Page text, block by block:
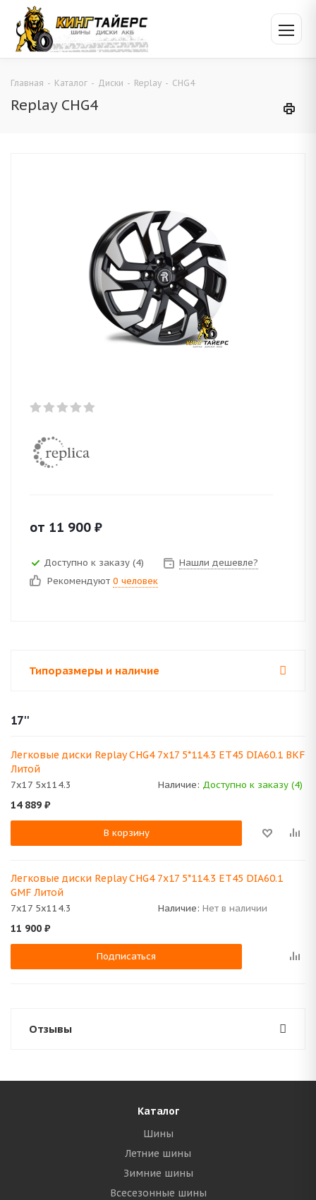
Главная - Каталог - Диски - Replay - CHG4
Replay CHG4
от 11 900 ₽
Доступно к заказу (4)
Нашли дешевле?
Рекомендуют 0 человек
Типоразмеры и наличие
17''
Легковые диски Replay CHG4 7x17 5*114.3 ET45 DIA60.1 BKF
Литой
7x17 5x114.3 Наличие: Доступно к заказу (4)
14 889 ₽
В корзину
Легковые диски Replay CHG4 7x17 5*114.3 ET45 DIA60.1
GMF Литой
7x17 5x114.3 Наличие: Нет в наличии
11 900 ₽
Подписаться
Отзывы
Каталог
Шины
Летние шины
Зимние шины
Всесезонные шины